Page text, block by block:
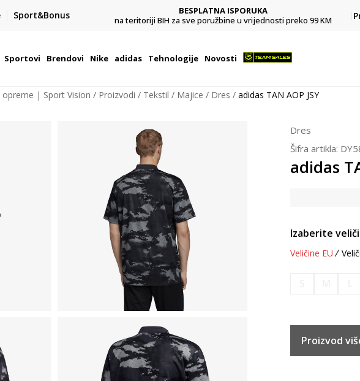
Sport&Bonus
055/490-400
- 16h
BESPLATNA ISPORUKA
na teritoriji BIH za sve poružbine u vrijednosti preko 99 KM
Sportovi Brendovi Nike adidas Tehnologije Novosti
opreme | Sport Vision Proizvodi Tekstil Majice Dres adidas TAN AOP JSY
Dres
Šifra artikla:
adidas
Izaberite
Veličine EU
Proizvod